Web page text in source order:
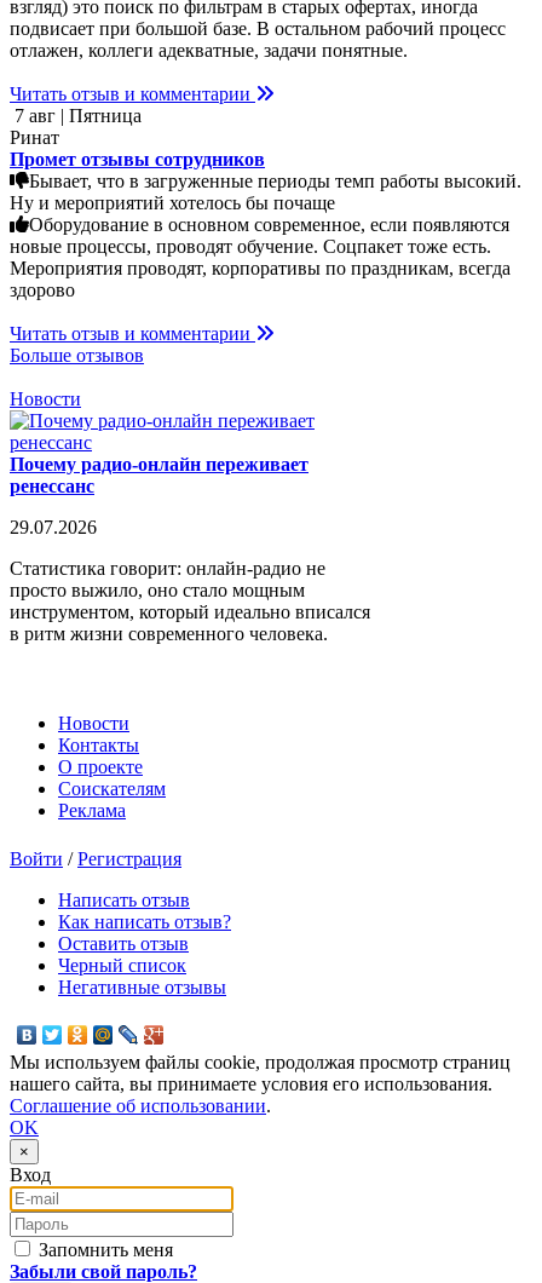
взгляд) это поиск по фильтрам в старых офертах, иногда
подвисает при большой базе. В остальном рабочий процесс
отлажен, коллеги адекватные, задачи понятные.
Читать отзыв и комментарии
7 авг | Пятница
Ринат
Промет отзывы сотрудников
Бывает, что в загруженные периоды темп работы высокий.
Ну и мероприятий хотелось бы почаще
Оборудование в основном современное, если появляются
новые процессы, проводят обучение. Соцпакет тоже есть.
Мероприятия проводят, корпоративы по праздникам, всегда
здорово
Читать отзыв и комментарии
Больше отзывов
Новости
Почему радио-онлайн переживает
ренессанс
29.07.2026
Статистика говорит: онлайн-радио не
просто выжило, оно стало мощным
инструментом, который идеально вписался
в ритм жизни современного человека.
Новости
Контакты
О проекте
Соискателям
Реклама
Войти /Регистрация
Написать отзыв
Как написать отзыв?
Оставить отзыв
Черный список
Негативные отзывы
Мы используем файлы cookie, продолжая просмотр страниц
нашего сайта, вы принимаете условия его использования.
Соглашение об использовании.
OK
×
Вход
E-mail
Пароль
Запомнить меня
Забыли свой пароль?